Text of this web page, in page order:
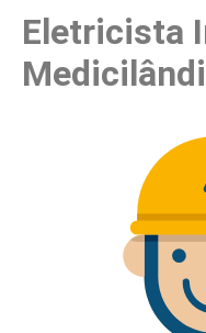
Eletricista